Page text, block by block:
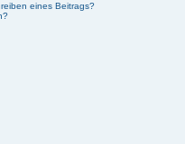
eines Beitrags?